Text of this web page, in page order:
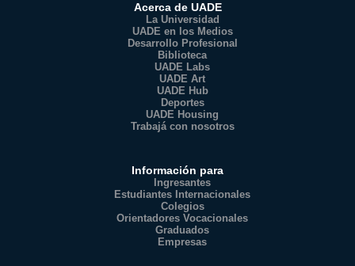
Acerca de UADE
La Universidad
UADE en los Medios
Desarrollo Profesional
Biblioteca
UADE Labs
UADE Art
UADE Hub
Deportes
UADE Housing
Trabajá con nosotros
Información para
Ingresantes
Estudiantes Internacionales
Colegios
Orientadores Vocacionales
Graduados
Empresas